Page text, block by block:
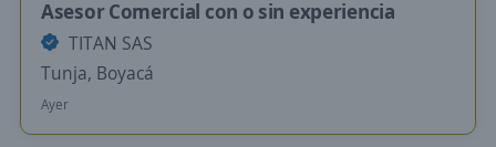
Asesor Comercial con o sin experiencia
TITAN SAS
Tunja, Boyacá
Ayer